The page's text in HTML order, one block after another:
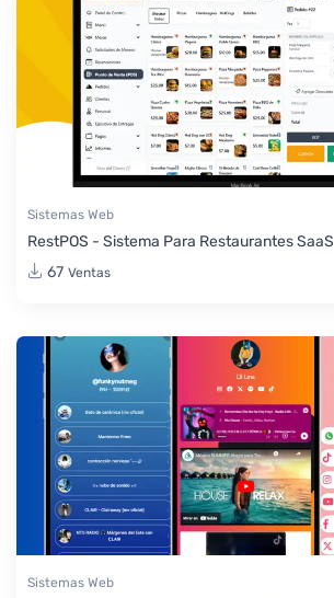
Sistemas Web
RestPOS - Sistema Para Restaurantes SaaS
67 Ventas
Sistemas Web